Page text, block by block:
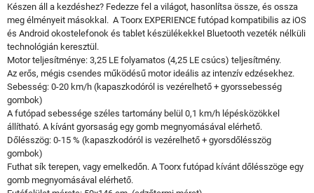
Készen áll a kezdéshez? Fedezze fel a világot, hasonlítsa össze, és ossza
meg élményeit másokkal. A Toorx EXPERIENCE futópad kompatibilis az iOS
és Android okostelefonok és tablet készülékekkel Bluetooth vezeték nélküli
technológián keresztül.
Motor teljesítménye: 3,25 LE folyamatos (4,25 LE csúcs) teljesítmény.
Az erős, mégis csendes működésű motor ideális az intenzív edzésekhez.
Sebesség: 0-20 km/h (kapaszkodóról is vezérelhető + gyorssebesség
gombok)
A futópad sebessége széles tartomány belül 0,1 km/h lépésközökkel
állítható. A kívánt gyorsaság egy gomb megnyomásával elérhető.
Dőlésszög: 0-15 % (kapaszkodóról is vezérelhető + gyorsdőlésszög
gombok)
Futhat sík terepen, vagy emelkedőn. A Toorx futópad kívánt dőlésszöge egy
gomb megnyomásával elérhető.